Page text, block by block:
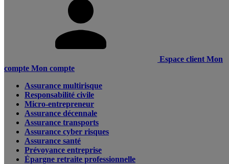
Espace client Mon
compte Mon compte
Assurance multirisque
Responsabilité civile
Micro-entrepreneur
Assurance décennale
Assurance transports
Assurance cyber risques
Assurance santé
Prévoyance entreprise
Épargne retraite professionnelle